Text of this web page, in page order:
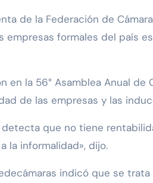
empresas formales del país
en la 56° Asamblea Anual
de las empresas y las
detecta que no tiene
la informalidad», dijo.
indicó que se